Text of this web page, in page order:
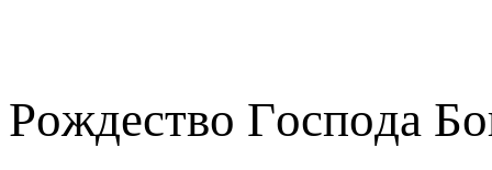
Рoждecтвo Гocпoдa